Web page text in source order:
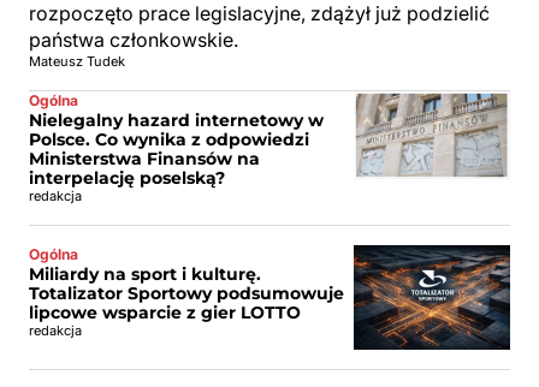
rozpoczęto prace legislacyjne, zdążył już podzielić
państwa członkowskie.
Mateusz Tudek
Ogólna
Nielegalny hazard internetowy w
Polsce. Co wynika z odpowiedzi
Ministerstwa Finansów na
interpelację poselską?
redakcja
Ogólna
Miliardy na sport i kulturę.
Totalizator Sportowy podsumowuje
lipcowe wsparcie z gier LOTTO
redakcja